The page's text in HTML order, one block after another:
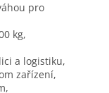
pro
kg,
a logistiku,
zařízení,